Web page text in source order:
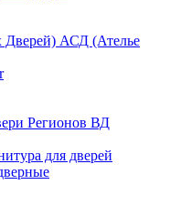
АСД (Ателье
Регионов ВД
для дверей